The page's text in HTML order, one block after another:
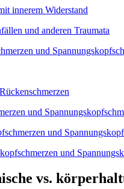
innerem Widerstand
und anderen Traumata
und
und
und
und
vs.